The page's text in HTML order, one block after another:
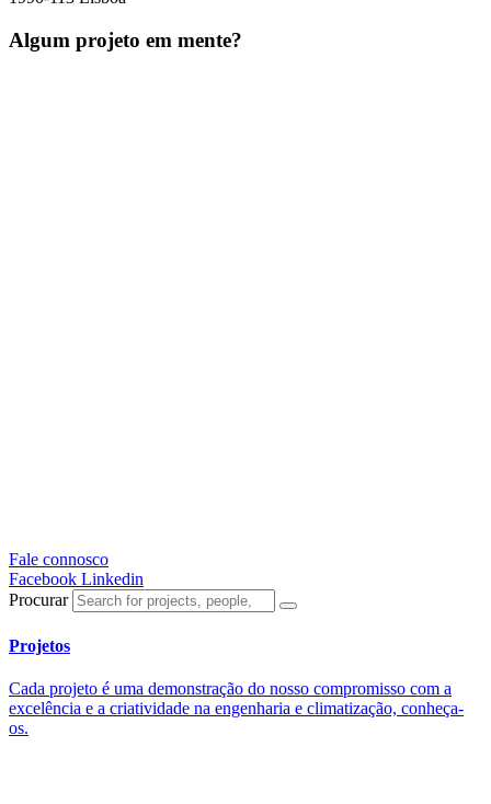
Algum projeto em mente?
Fale connosco
Facebook Linkedin
Procurar
Projetos
Cada projeto é uma demonstração do nosso compromisso com a
excelência e a criatividade na engenharia e climatização, conheça-
os.